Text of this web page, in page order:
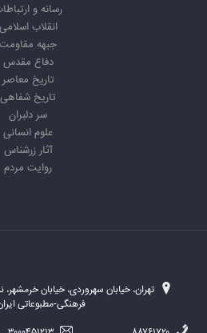
رسانه و
انقلاب اسلامی
جبهه مقاومت
دفاع مقدس
تاریخ معاصر
تاریخ شفاهی
سر دلبران
علوم انسانی
آثار زرشناس
روایت مردم
تهران، خیابان سهروردی، خیابان
فرهنگی-مطبوعاتی